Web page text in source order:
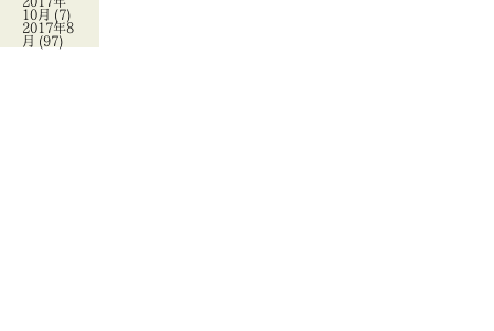
10月 (7)
2017年8
月 (97)